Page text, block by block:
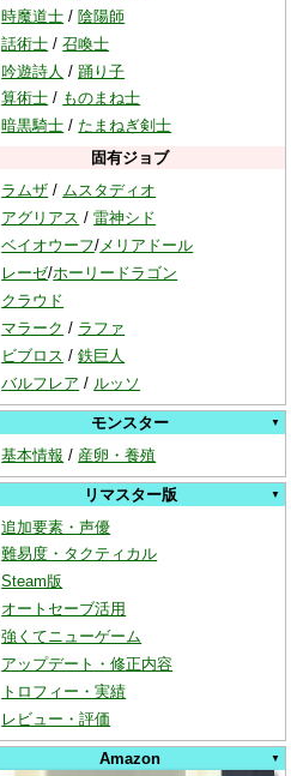
時魔道士 /陰陽師
話術士 /召喚士
吟遊詩人 /踊り子
算術士 / ものまね士
暗黒騎士 / たまねぎ剣士
固有ジョブ
ラムザ /ムスタディオ
アグリアス /雷神シド
ベイオウーフ/メリアドール
レーゼ/ホーリードラゴン
クラウド
マラーク / ラファ
ビブロス /鉄巨人
バルフレア / ルッソ
モンスター
基本情報 / 産卵・養殖
リマスター版
追加要素・声優
難易度・タクティカル
Steam版
オートセーブ活用
強くてニューゲーム
アップデート・修正内容
トロフィー・実績
レビュー・評価
Amazon